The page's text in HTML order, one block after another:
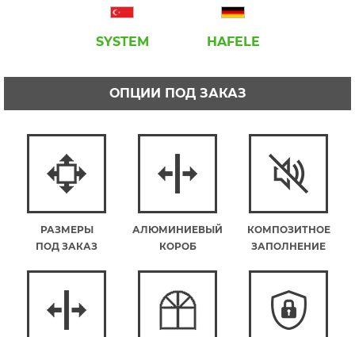
SYSTEM HAFELE
ОПЦИИ ПОД ЗАКАЗ
РАЗМЕРЫ
ПОД ЗАКАЗ
АЛЮМИНИЕВЫЙ
КОРОБ
КОМПОЗИТНОЕ
ЗАПОЛНЕНИЕ